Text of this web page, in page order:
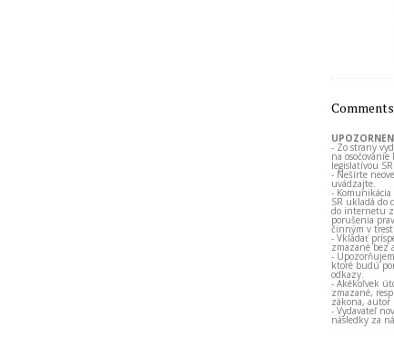
- Zo strany
na
legislatívou
- Nešírte
uvádzajte.
-
SR ukladá do
do internetu
porušenia
činným v
- Vkladať
zmazané bez
-
ktoré budú
odkazy.
- Akékoľvek
zmazané,
zákona, autor
- Vydavateľ
následky za